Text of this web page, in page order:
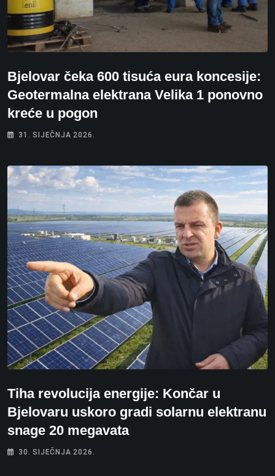
Bjelovar čeka 600 tisuća eura koncesije:
Geotermalna elektrana Velika 1 ponovno
kreće u pogon
31. SIJEČNJA 2026.
Tiha revolucija energije: Končar u
Bjelovaru uskoro gradi solarnu elektranu
snage 20 megavata
30. SIJEČNJA 2026.